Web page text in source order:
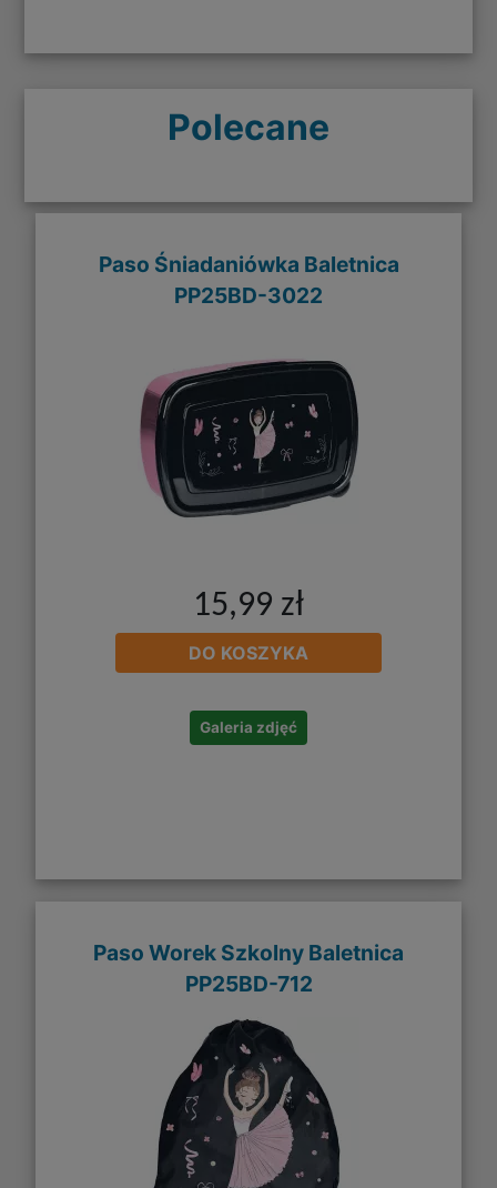
Polecane
Paso Śniadaniówka Baletnica
PP25BD-3022
15,99 zł
DO KOSZYKA
Galeria zdjęć
Paso Worek Szkolny Baletnica
PP25BD-712